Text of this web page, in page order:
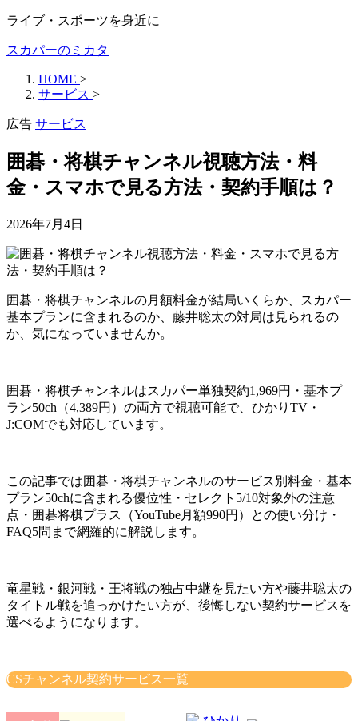
ライブ・スポーツを身近に
スカパーのミカタ
HOME >
サービス >
広告 サービス
囲碁・将棋チャンネル視聴方法・料
金・スマホで見る方法・契約手順は？
2026年7月4日
囲碁・将棋チャンネルの月額料金が結局いくらか、スカパー
基本プランに含まれるのか、藤井聡太の対局は見られるの
か、気になっていませんか。
囲碁・将棋チャンネルはスカパー単独契約1,969円・基本プ
ラン50ch（4,389円）の両方で視聴可能で、ひかりTV・
J:COMでも対応しています。
この記事では囲碁・将棋チャンネルのサービス別料金・基本
プラン50chに含まれる優位性・セレクト5/10対象外の注意
点・囲碁将棋プラス（YouTube月額990円）との使い分け・
FAQ5問まで網羅的に解説します。
竜星戦・銀河戦・王将戦の独占中継を見たい方や藤井聡太の
タイトル戦を追っかけたい方が、後悔しない契約サービスを
選べるようになります。
CSチャンネル契約サービス一覧